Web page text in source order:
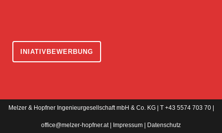
INIATIVBEWERBUNG
Melzer & Hopfner Ingenieurgesellschaft mbH & Co. KG | T +43 5574 703 70 |
office@melzer-hopfner.at Impressum Datenschutz